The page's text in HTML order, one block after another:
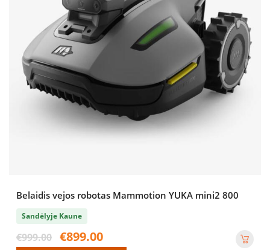
Belaidis vejos robotas Mammotion YUKA mini2 800
Sandėlyje Kaune
€999.00
Original
price
€899.00